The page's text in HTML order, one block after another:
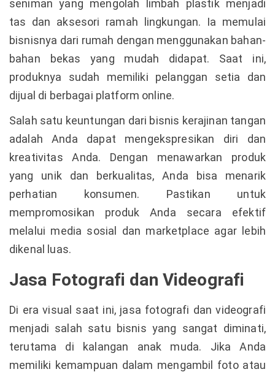
seniman yang mengolah limbah plastik menjadi
tas dan aksesori ramah lingkungan. Ia memulai
bisnisnya dari rumah dengan menggunakan bahan-
bahan bekas yang mudah didapat. Saat ini,
produknya sudah memiliki pelanggan setia dan
dijual di berbagai platform online.
Salah satu keuntungan dari bisnis kerajinan tangan
adalah Anda dapat mengekspresikan diri dan
kreativitas Anda. Dengan menawarkan produk
yang unik dan berkualitas, Anda bisa menarik
perhatian konsumen. Pastikan untuk
mempromosikan produk Anda secara efektif
melalui media sosial dan marketplace agar lebih
dikenal luas.
Jasa Fotografi dan Videografi
Di era visual saat ini, jasa fotografi dan videografi
menjadi salah satu bisnis yang sangat diminati,
terutama di kalangan anak muda. Jika Anda
memiliki kemampuan dalam mengambil foto atau